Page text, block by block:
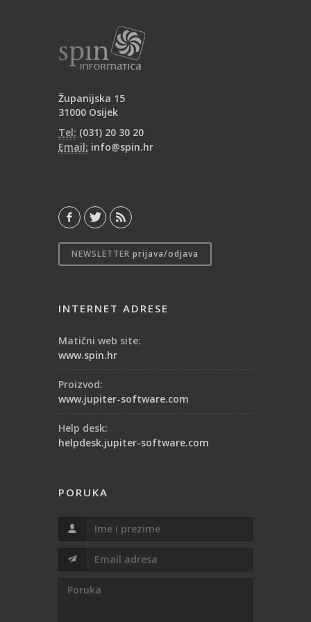
Županijska 15
31000 Osijek
Tel: (031) 20 30 20
Email: info@spin.hr
NEWSLETTER prijava/odjava
INTERNET ADRESE
Matični web site:
www.spin.hr
Proizvod:
www.jupiter-software.com
Help desk:
helpdesk.jupiter-software.com
PORUKA